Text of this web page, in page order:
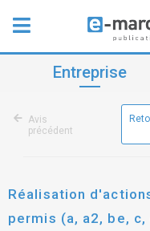
Entreprise
Avis
précédent
Réalisation
permis (a, a2, be,